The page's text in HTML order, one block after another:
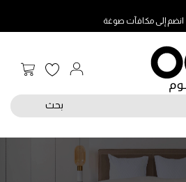
انضم إلى مكافآت صوغة
سلة
بحث